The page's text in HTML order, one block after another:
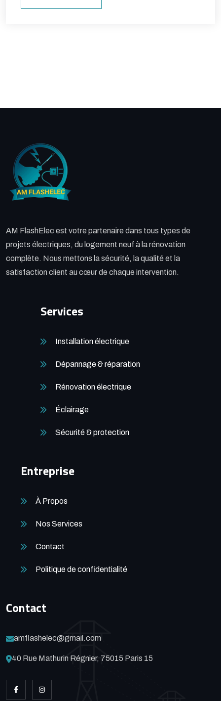
AM FlashElec est votre partenaire dans tous types de
projets électriques, du logement neuf à la rénovation
complète. Nous mettons la sécurité, la qualité et la
satisfaction client au cœur de chaque intervention.
Services
Installation électrique
Dépannage & réparation
Rénovation électrique
Éclairage
Sécurité & protection
Entreprise
À Propos
Nos Services
Contact
Politique de confidentialité
Contact
amflashelec@gmail.com
40 Rue Mathurin Régnier, 75015 Paris 15